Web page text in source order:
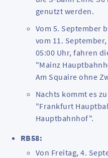
genutzt werden.
Vom 5. September
vom 11. September,
05:00 Uhr, fahren
"Mainz
Am Squaireohne
Nachts kommt es
"Frankfurt
Hauptbahnhof".
RB58:
Von Freitag, 4.